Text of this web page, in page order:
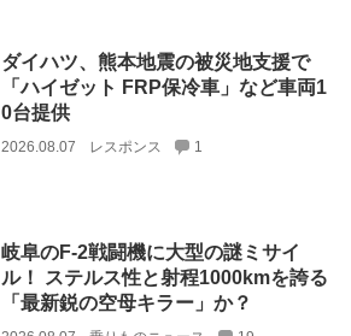
ダイハツ、熊本地震の被災地支援で
「ハイゼット FRP保冷車」など車両1
0台提供
2026.08.07 レスポンス 1
岐阜のF-2戦闘機に大型の謎ミサイ
ル！ ステルス性と射程1000kmを誇る
「最新鋭の空母キラー」か？